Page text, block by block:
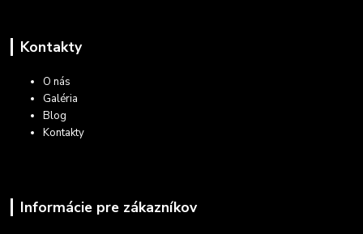
Kontakty
O nás
Galéria
Blog
Kontakty
Informácie pre zákazníkov